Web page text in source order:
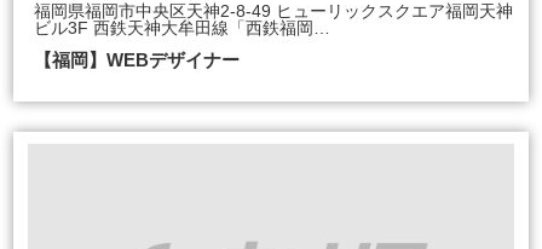
福岡県福岡市中央区天神2-8-49 ヒューリックスクエア福岡天神
ビル3F 西鉄天神大牟田線「西鉄福岡…
【福岡】WEBデザイナー